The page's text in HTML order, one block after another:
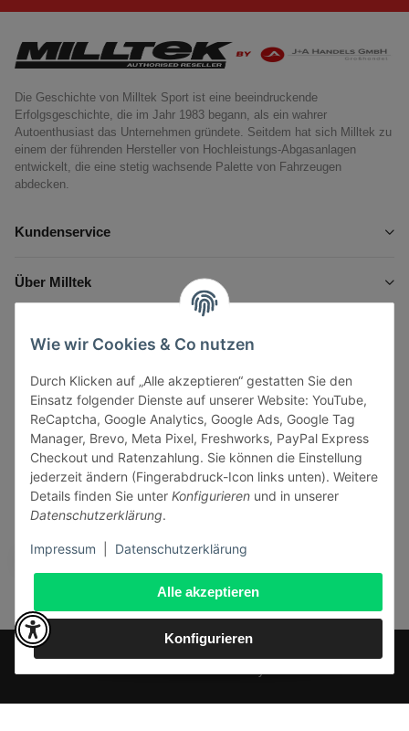
Alle akzeptieren
Konfigurieren
Wie wir Cookies & Co nutzen
Durch Klicken auf „Alle akzeptieren“ gestatten Sie den
Einsatz folgender Dienste auf unserer Website: YouTube,
ReCaptcha, Google Analytics, Google Ads, Google Tag
Manager, Brevo, Meta Pixel, Freshworks, PayPal Express
Checkout und Ratenzahlung. Sie können die Einstellung
jederzeit ändern (Fingerabdruck-Icon links unten). Weitere
Details finden Sie unter Konfigurieren und in unserer
Datenschutzerklärung.
Impressum Datenschutzerklärung
Die Geschichte von Milltek Sport ist eine beeindruckende
Erfolgsgeschichte, die im Jahr 1983 begann, als ein wahrer
Autoenthusiast das Unternehmen gründete. Seitdem hat sich Milltek zu
einem der führenden Hersteller von Hochleistungs-Abgasanlagen
entwickelt, die eine stetig wachsende Palette von Fahrzeugen
abdecken.
Kundenservice
Über Milltek
Gesetzliche Informationen
Vertrag widerrufen
Sicher bezahlen via: